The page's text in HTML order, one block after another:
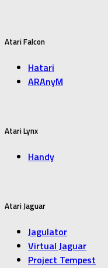
Atari Falcon
Hatari
ARAnyM
Atari Lynx
Handy
Atari Jaguar
Jagulator
Virtual Jaguar
Project Tempest